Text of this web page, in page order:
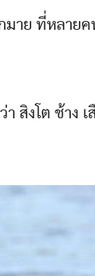
าย ที่หลายค
สิงโต ช้าง